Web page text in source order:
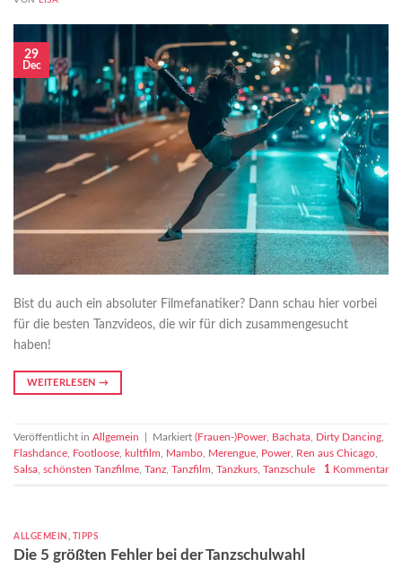
29
Dec
Bist du auch ein absoluter Filmefanatiker? Dann schau hier vorbei
für die besten Tanzvideos, die wir für dich zusammengesucht
haben!
WEITERLESEN →
Veröffentlicht in Allgemein Markiert (Frauen-)Power, Bachata Dirty Dancing
Flashdance
Footloose kultfilm Mambo Merengue Power, Ren aus Chicago
Salsa schönsten Tanzfilme Tanz Tanzfilm Tanzkurs Tanzschule 1 Kommentar
ALLGEMEIN , TIPPS
Die 5 größten Fehler bei der Tanzschulwahl